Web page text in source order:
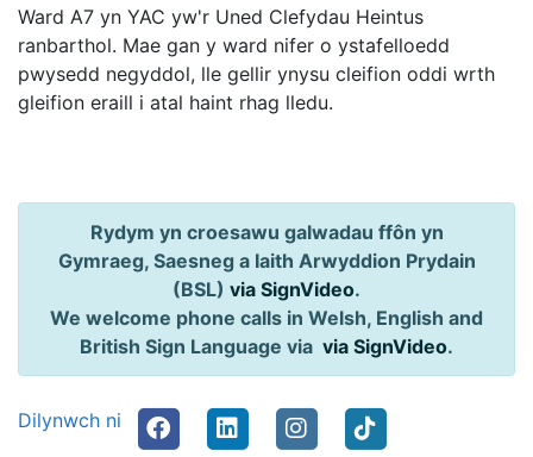
Ward A7 yn YAC yw'r Uned Clefydau Heintus
ranbarthol. Mae gan y ward nifer o ystafelloedd
pwysedd negyddol, lle gellir ynysu cleifion oddi wrth
gleifion eraill i atal haint rhag lledu.
Rydym yn croesawu galwadau ffôn yn
Gymraeg, Saesneg a Iaith Arwyddion Prydain
(BSL) via SignVideo.
We welcome phone calls in Welsh, English and
British Sign Language via via SignVideo.
Dilynwch ni